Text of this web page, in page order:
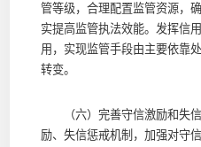
管等级，合理配置监管资源，
实提高监管执法效能。发挥信
用，实现监管手段由主要依靠
转变。
（六）完善守信激励和失信
励、失信惩戒机制，加强对守